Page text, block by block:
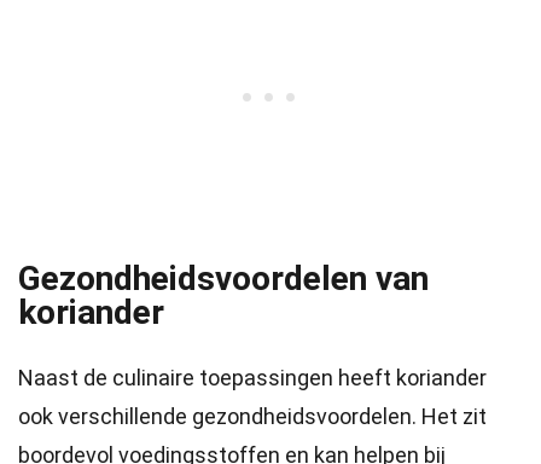
Gezondheidsvoordelen van
koriander
Naast de culinaire toepassingen heeft koriander
ook verschillende gezondheidsvoordelen. Het zit
boordevol voedingsstoffen en kan helpen bij